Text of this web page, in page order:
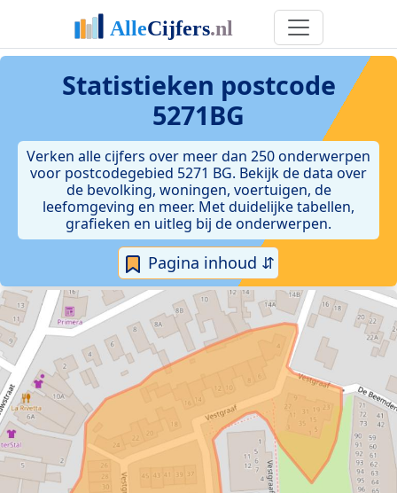
Statistieken postcode
5271BG
Verken alle cijfers over meer dan 250 onderwerpen
voor postcodegebied 5271 BG. Bekijk de data over
de bevolking, woningen, voertuigen, de
leefomgeving en meer. Met duidelijke tabellen,
grafieken en uitleg bij de onderwerpen.
Pagina inhoud ⇵